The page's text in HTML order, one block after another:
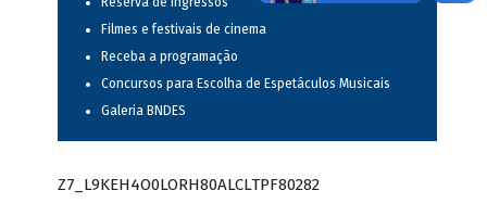
Filmes e festivais de cinema
Receba a programação
Concursos para Escolha de Espetáculos Musicais
Galeria BNDES
Z7_L9KEH4O0LORH80ALCLTPF80282